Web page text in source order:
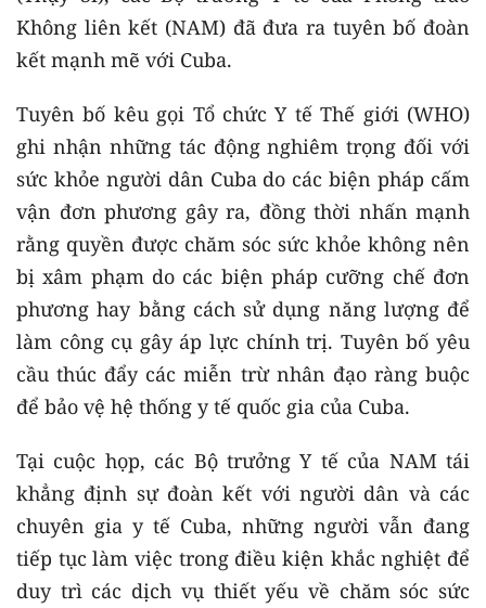
Không liên kết (NAM) đã đưa ra tuyên bố đoàn
kết mạnh mẽ với Cuba.
Tuyên bố kêu gọi Tổ chức Y tế Thế giới (WHO)
ghi nhận những tác động nghiêm trọng đối với
sức khỏe người dân Cuba do các biện pháp cấm
vận đơn phương gây ra, đồng thời nhấn mạnh
rằng quyền được chăm sóc sức khỏe không nên
bị xâm phạm do các biện pháp cưỡng chế đơn
phương hay bằng cách sử dụng năng lượng để
làm công cụ gây áp lực chính trị. Tuyên bố yêu
cầu thúc đẩy các miễn trừ nhân đạo ràng buộc
để bảo vệ hệ thống y tế quốc gia của Cuba.
Tại cuộc họp, các Bộ trưởng Y tế của NAM tái
khẳng định sự đoàn kết với người dân và các
chuyên gia y tế Cuba, những người vẫn đang
tiếp tục làm việc trong điều kiện khắc nghiệt để
duy trì các dịch vụ thiết yếu về chăm sóc sức